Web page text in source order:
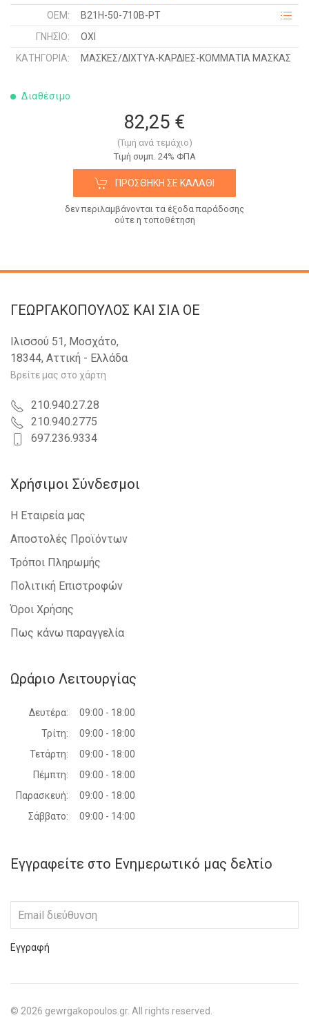
OEM:
B21H-50-710B-PT
ΓΝΉΣΙΟ:
ΟΧΙ
ΚΑΤΗΓΟΡΊΑ:
ΜΑΣΚΕΣ/ΔΙΧΤΥΑ-ΚΑΡΔΙΕΣ-ΚΟΜΜΑΤΙΑ ΜΑΣΚΑΣ
Διαθέσιμο
82,25 €
(Τιμή ανά τεμάχιο)
Tιμή συμπ. 24% ΦΠΑ
ΠΡΟΣΘΉΚΗ ΣΕ ΚΑΛΆΘΙ
δεν περιλαμβάνονται τα έξοδα παράδοσης
ούτε η τοποθέτηση
ΓΕΩΡΓΑΚΟΠΟΥΛΟΣ KAI ΣΙΑ OE
Ιλισσού 51, Μοσχάτο,
18344, Αττική - Ελλάδα
Βρείτε μας στο χάρτη
210.940.27.28
210.940.2775
697.236.9334
Χρήσιμοι Σύνδεσμοι
Η Εταιρεία μας
Αποστολές Προϊόντων
Τρόποι Πληρωμής
Πολιτική Επιστροφών
Όροι Χρήσης
Πως κάνω παραγγελία
Ωράριο Λειτουργίας
Δευτέρα:
09:00 - 18:00
Τρίτη:
09:00 - 18:00
Τετάρτη:
09:00 - 18:00
Πέμπτη:
09:00 - 18:00
Παρασκευή:
09:00 - 18:00
Σάββατο:
09:00 - 14:00
Εγγραφείτε στο Ενημερωτικό μας δελτίο
Εγγραφή
© 2026 gewrgakopoulos.gr. All rights reserved.